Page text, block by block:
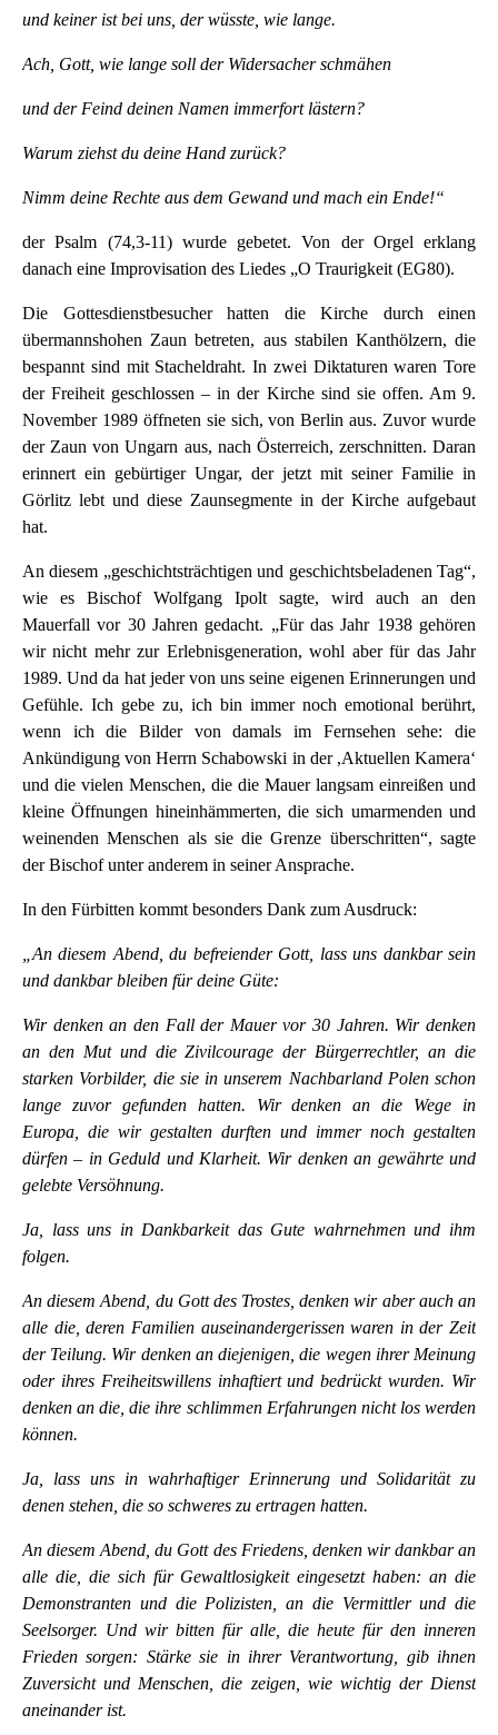
und keiner ist bei uns, der wüsste, wie lange.
Ach, Gott, wie lange soll der Widersacher schmähen
und der Feind deinen Namen immerfort lästern?
Warum ziehst du deine Hand zurück?
Nimm deine Rechte aus dem Gewand und mach ein Ende!“
der Psalm (74,3-11) wurde gebetet. Von der Orgel erklang
danach eine Improvisation des Liedes „O Traurigkeit (EG80).
Die Gottesdienstbesucher hatten die Kirche durch einen
übermannshohen Zaun betreten, aus stabilen Kanthölzern, die
bespannt sind mit Stacheldraht. In zwei Diktaturen waren Tore
der Freiheit geschlossen – in der Kirche sind sie offen. Am 9.
November 1989 öffneten sie sich, von Berlin aus. Zuvor wurde
der Zaun von Ungarn aus, nach Österreich, zerschnitten. Daran
erinnert ein gebürtiger Ungar, der jetzt mit seiner Familie in
Görlitz lebt und diese Zaunsegmente in der Kirche aufgebaut
hat.
An diesem „geschichtsträchtigen und geschichtsbeladenen Tag“,
wie es Bischof Wolfgang Ipolt sagte, wird auch an den
Mauerfall vor 30 Jahren gedacht. „Für das Jahr 1938 gehören
wir nicht mehr zur Erlebnisgeneration, wohl aber für das Jahr
1989. Und da hat jeder von uns seine eigenen Erinnerungen und
Gefühle. Ich gebe zu, ich bin immer noch emotional berührt,
wenn ich die Bilder von damals im Fernsehen sehe: die
Ankündigung von Herrn Schabowski in der ,Aktuellen Kamera‘
und die vielen Menschen, die die Mauer langsam einreißen und
kleine Öffnungen hineinhämmerten, die sich umarmenden und
weinenden Menschen als sie die Grenze überschritten“, sagte
der Bischof unter anderem in seiner Ansprache.
In den Fürbitten kommt besonders Dank zum Ausdruck:
„An diesem Abend, du befreiender Gott, lass uns dankbar sein
und dankbar bleiben für deine Güte:
Wir denken an den Fall der Mauer vor 30 Jahren. Wir denken
an den Mut und die Zivilcourage der Bürgerrechtler, an die
starken Vorbilder, die sie in unserem Nachbarland Polen schon
lange zuvor gefunden hatten. Wir denken an die Wege in
Europa, die wir gestalten durften und immer noch gestalten
dürfen – in Geduld und Klarheit. Wir denken an gewährte und
gelebte Versöhnung.
Ja, lass uns in Dankbarkeit das Gute wahrnehmen und ihm
folgen.
An diesem Abend, du Gott des Trostes, denken wir aber auch an
alle die, deren Familien auseinandergerissen waren in der Zeit
der Teilung. Wir denken an diejenigen, die wegen ihrer Meinung
oder ihres Freiheitswillens inhaftiert und bedrückt wurden. Wir
denken an die, die ihre schlimmen Erfahrungen nicht los werden
können.
Ja, lass uns in wahrhaftiger Erinnerung und Solidarität zu
denen stehen, die so schweres zu ertragen hatten.
An diesem Abend, du Gott des Friedens, denken wir dankbar an
alle die, die sich für Gewaltlosigkeit eingesetzt haben: an die
Demonstranten und die Polizisten, an die Vermittler und die
Seelsorger. Und wir bitten für alle, die heute für den inneren
Frieden sorgen: Stärke sie in ihrer Verantwortung, gib ihnen
Zuversicht und Menschen, die zeigen, wie wichtig der Dienst
aneinander ist.